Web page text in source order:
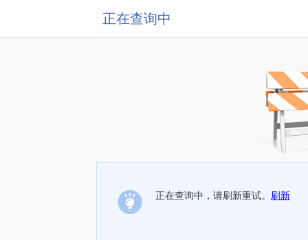
正在查询中
正在查询中，请刷新重试。 刷新